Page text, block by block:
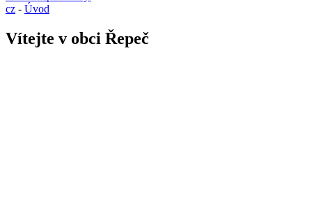
cz - Úvod
Vítejte v obci Řepeč